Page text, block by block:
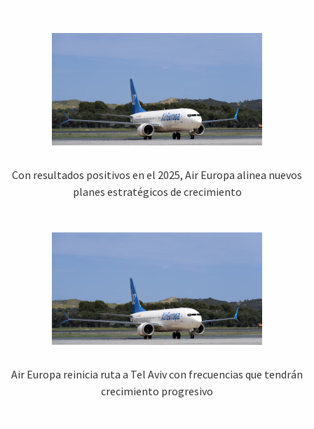
Con resultados positivos en el 2025, Air Europa alinea nuevos
planes estratégicos de crecimiento
Air Europa reinicia ruta a Tel Aviv con frecuencias que tendrán
crecimiento progresivo